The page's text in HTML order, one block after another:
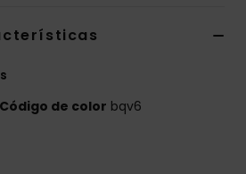
Código de color bqv6